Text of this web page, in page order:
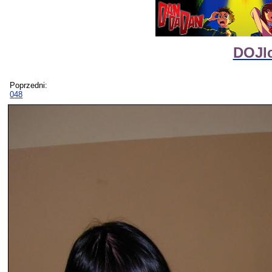
Poprzedni:
048